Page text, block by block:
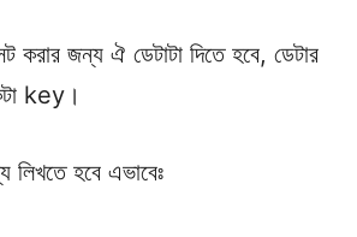
করার জন্য ঐ ডেটাটা দিতে হবে, ডেটার
key।
লিখতে হবে এভাবেঃ